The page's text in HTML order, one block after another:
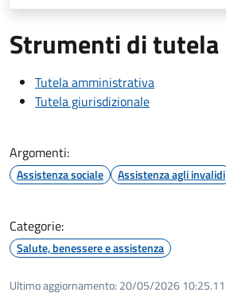
Strumenti di tutela
Tutela amministrativa
Tutela giurisdizionale
Argomenti:
Assistenza sociale Assistenza agli invalidi
Categorie:
Salute, benessere e assistenza
Ultimo aggiornamento: 20/05/2026 10:25.11